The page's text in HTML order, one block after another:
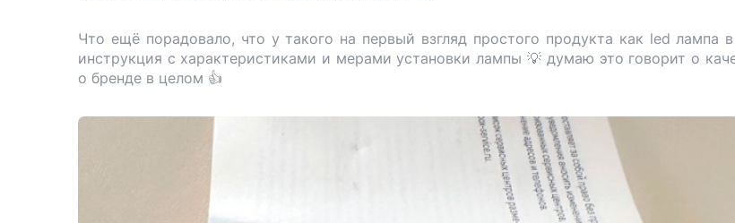
Что ещё порадовало, что у такого на первый взгляд простого продукта как led лампа
инструкция с характеристиками и мерами установки лампы 💡 думаю это говорит о
о бренде в целом 👍